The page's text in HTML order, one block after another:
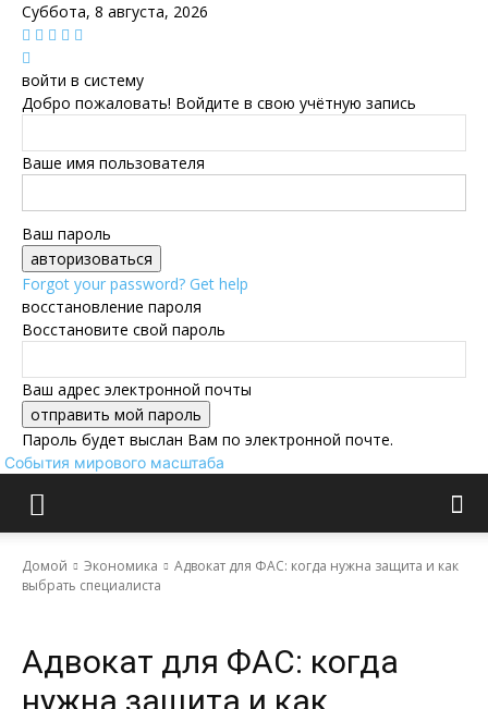
Суббота, 8 августа, 2026
войти в систему
Добро пожаловать! Войдите в свою учётную запись
Ваше имя пользователя
Ваш пароль
Forgot your password? Get help
восстановление пароля
Восстановите свой пароль
Ваш адрес электронной почты
Пароль будет выслан Вам по электронной почте.
События мирового масштаба
Домой Экономика
Адвокат для ФАС: когда нужна защита и как
выбрать специалиста
Адвокат для ФАС: когда
нужна защита и как